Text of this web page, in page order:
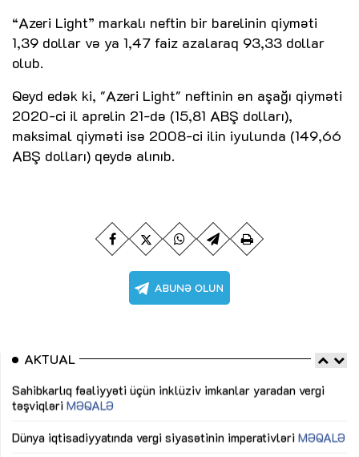
“Azeri Light” markalı neftin bir barelinin qiyməti
1,39 dollar və ya 1,47 faiz azalaraq 93,33 dollar
olub.
Qeyd edək ki, "Azeri Light" neftinin ən aşağı qiyməti
2020-ci il aprelin 21-də (15,81 ABŞ dolları),
maksimal qiyməti isə 2008-ci ilin iyulunda (149,66
ABŞ dolları) qeydə alınıb.
AKTUAL
Sahibkarlıq fəaliyyəti üçün inklüziv imkanlar yaradan vergi
təşviqləri MƏQALƏ
Dünya iqtisadiyyatında vergi siyasətinin imperativləri MƏQALƏ